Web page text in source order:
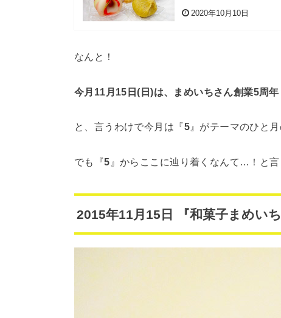
2020年10月10日
なんと！
今月11月15日(日)は、まめいちさん創業5周年
と、言うわけで今月は『5』がテーマのひと月
でも『5 』からここに辿り着くなんて…！と言
2015年11月15日 『和菓子まめい